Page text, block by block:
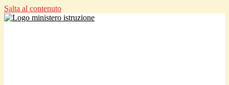
Salta al contenuto